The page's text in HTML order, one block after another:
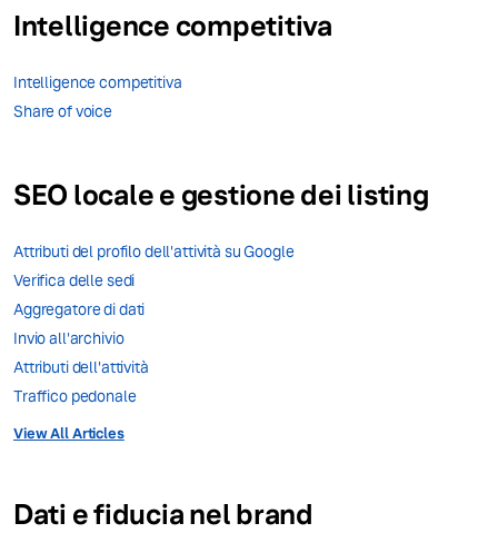
Intelligence competitiva
Intelligence competitiva
Share of voice
SEO locale e gestione dei listing
Attributi del profilo dell'attività su Google
Verifica delle sedi
Aggregatore di dati
Invio all'archivio
Attributi dell'attività
Traffico pedonale
View All Articles
Dati e fiducia nel brand